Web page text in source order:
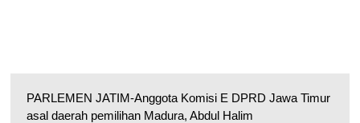
PARLEMEN JATIM-Anggota Komisi E DPRD Jawa Timur
asal daerah pemilihan Madura, Abdul Halim